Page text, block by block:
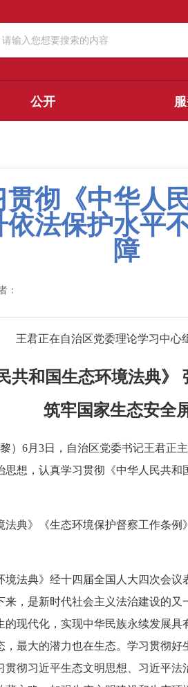
公开
彻《中华人
法保护水平
障
：
王君正在自治区党委理论学习中心
共和国生态环境法典》
筑牢国家生态安全
）6月3日，自治区党委书记王君正
想，认真学习贯彻《中华人民共
典》《生态环境保护督察工作条
法典》经十四届全国人大四次会
，是新时代社会主义法治建设的
现代化，实现中华民族永续发展
最大的潜力也在生态。学习贯彻好
彻习近平生态文明思想、习近平